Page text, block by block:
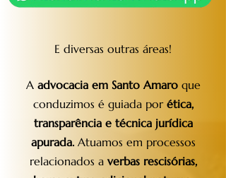
E diversas outras áreas!
A advocacia em Santo Amaroque
conduzimos é guiada por ética,
transparência e técnica jurídica
apurada.Atuamos em processos
relacionados a verbas rescisórias,